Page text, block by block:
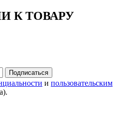
К ТОВАРУ
Подписаться
и пользовательским